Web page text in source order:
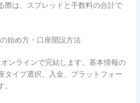
際は、スプレッドと手数料の合計で
始め方・口座開設方法
ンラインで完結します。基本情報の
タイプ選択、入金、プラットフォー